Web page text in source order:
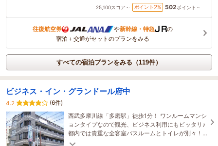
25,100スコア～ ポイント 2% 502ポイント～
往復航空券 や新幹線・特急
の
宿泊＋交通がセットのプランをみる
すべての宿泊プランをみる（119件）
ビジネス・イン・グランドール府中
4.2
(6件)
西武多摩川線「多磨駅」徒歩1分！ ワンルームマンシ
ョンタイプなので観光、ビジネス利用にもピッタリ♪
都内では貴重な全客室バスルームとトイレが別々！
コンビニエンスストアまで徒歩1分♪館内Wi-Fi完備！